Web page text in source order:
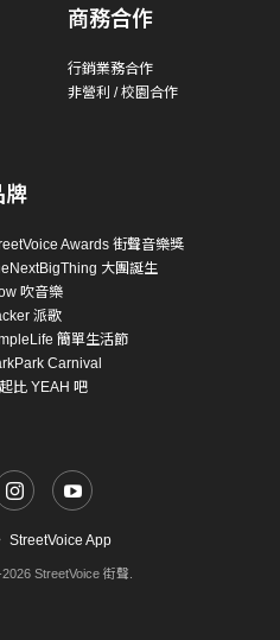
商務合作
行銷業務合作
非營利 / 校園合作
牌
Awards 街聲音樂獎
大團誕生
吹音樂
派歌
簡單生活節
Carnival
比 YEAH 吧
StreetVoice App
StreetVoice 街聲.